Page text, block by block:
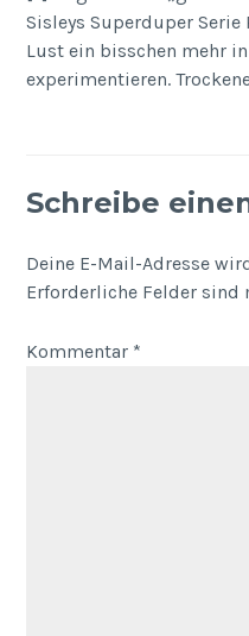
Sisleys Superduper Serie
Lust ein bisschen mehr
experimentieren.
Schreibe
Deine E-Mail-Adresse
Erforderliche Felder sind
Kommentar *